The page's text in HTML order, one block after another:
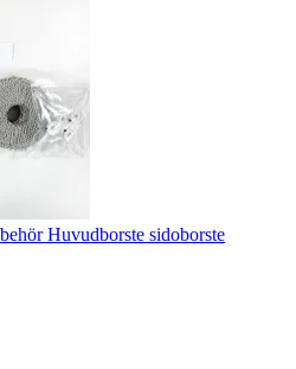
Huvudborste sidoborste